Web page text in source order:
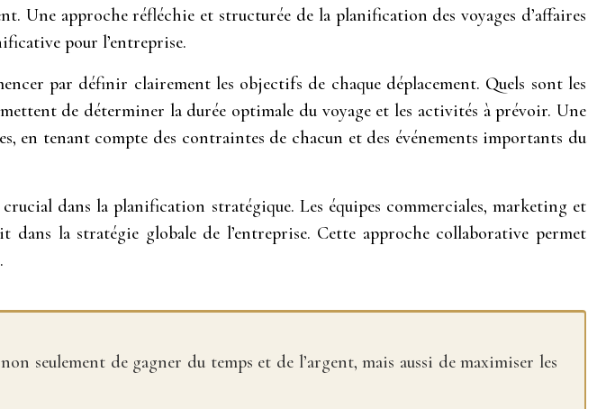
Une approche réfléchie et structurée de la planification des voyages d’affaires
pour l’entreprise.
par définir clairement les objectifs de chaque déplacement. Quels sont les
de déterminer la durée optimale du voyage et les activités à prévoir. Une
en tenant compte des contraintes de chacun et des événements importants du
dans la planification stratégique. Les équipes commerciales, marketing et
la stratégie globale de l’entreprise. Cette approche collaborative permet
seulement de gagner du temps et de l’argent, mais aussi de maximiser les